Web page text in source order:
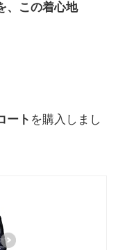
、この着心地
ート を購入しまし